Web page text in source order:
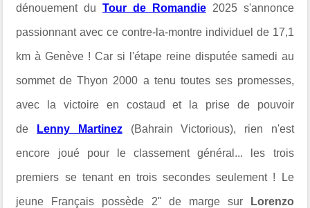
dénouement duTour de Romandie2025 s'annonce
passionnant avec ce contre-la-montre individuel de 17,1
km à Genève ! Car si l'étape reine disputée samedi au
sommet de Thyon 2000 a tenu toutes ses promesses,
avec la victoire en costaud et la prise de pouvoir
de Lenny Martinez(Bahrain Victorious), rien n'est
encore joué pour le classement général... les trois
premiers se tenant en trois secondes seulement ! Le
jeune Français possède 2" de marge sur Lorenzo